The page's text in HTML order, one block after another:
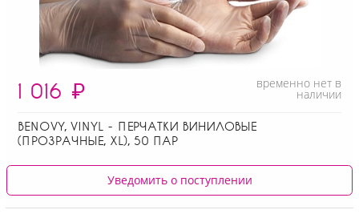
1 016 ₽ временно нет в
наличии
BENOVY, VINYL - ПЕРЧАТКИ ВИНИЛОВЫЕ
(ПРОЗРАЧНЫЕ, XL), 50 ПАР
Уведомить о поступлении